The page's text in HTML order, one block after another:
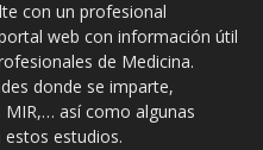
con un profesional
web con información útil
de Medicina.
donde se imparte,
así como algunas
estudios.